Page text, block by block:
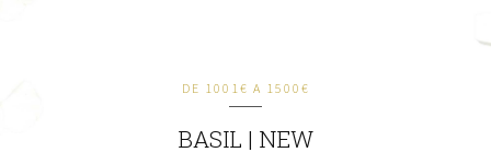
DE 1001€ A 1500€
BASIL | NEW